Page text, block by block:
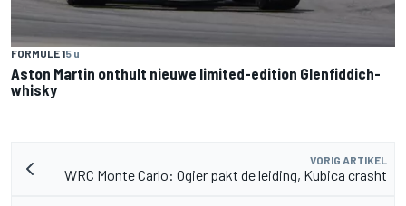
FORMULE 15 u
Aston Martin onthult nieuwe limited-edition Glenfiddich-
whisky
VORIG ARTIKEL
WRC Monte Carlo: Ogier pakt de leiding, Kubica crasht